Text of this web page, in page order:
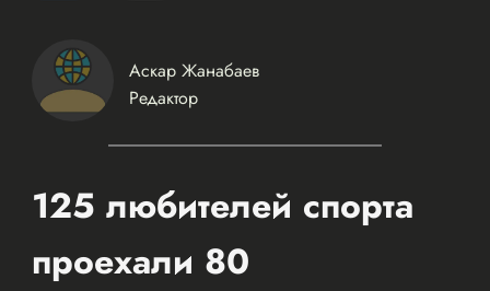
Аскар Жанабаев
Редактор
125 любителей спорта
проехали 80